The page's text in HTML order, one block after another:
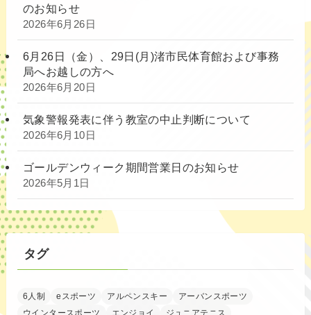
のお知らせ
2026年6月26日
6月26日（金）、29日(月)渚市民体育館および事務
局へお越しの方へ
2026年6月20日
気象警報発表に伴う教室の中止判断について
2026年6月10日
ゴールデンウィーク期間営業日のお知らせ
2026年5月1日
タグ
6人制 eスポーツ アルペンスキー
アーバンスポーツ